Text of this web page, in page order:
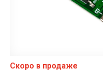
Скоро в продаже